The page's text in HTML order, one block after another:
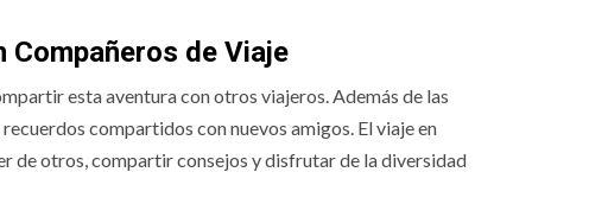
Compañeros de Viaje
esta aventura con otros viajeros. Además de las
compartidos con nuevos amigos. El viaje en
de otros, compartir consejos y disfrutar de la diversidad